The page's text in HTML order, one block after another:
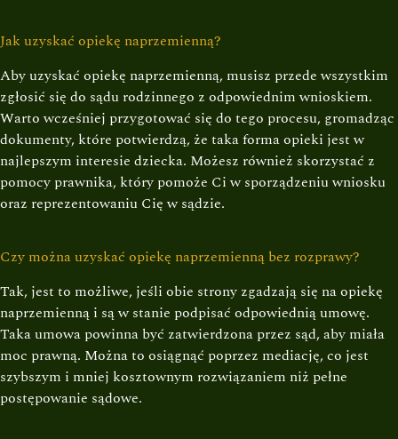
Jak uzyskać opiekę naprzemienną?
Aby uzyskać opiekę naprzemienną, musisz przede wszystkim
zgłosić się do sądu rodzinnego z odpowiednim wnioskiem.
Warto wcześniej przygotować się do tego procesu, gromadząc
dokumenty, które potwierdzą, że taka forma opieki jest w
najlepszym interesie dziecka. Możesz również skorzystać z
pomocy prawnika, który pomoże Ci w sporządzeniu wniosku
oraz reprezentowaniu Cię w sądzie.
Czy można uzyskać opiekę naprzemienną bez rozprawy?
Tak, jest to możliwe, jeśli obie strony zgadzają się na opiekę
naprzemienną i są w stanie podpisać odpowiednią umowę.
Taka umowa powinna być zatwierdzona przez sąd, aby miała
moc prawną. Można to osiągnąć poprzez mediację, co jest
szybszym i mniej kosztownym rozwiązaniem niż pełne
postępowanie sądowe.